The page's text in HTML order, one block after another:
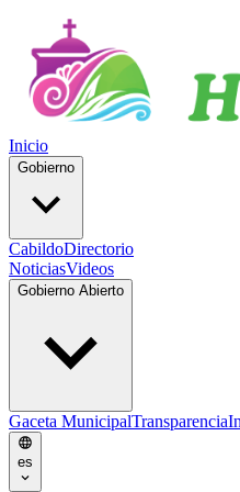
Inicio
Gobierno
CabildoDirectorio
NoticiasVideos
Gobierno Abierto
Gaceta MunicipalTransparencia
es